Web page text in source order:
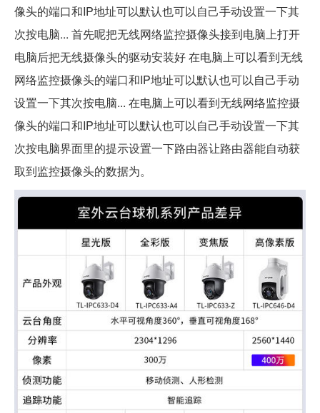
像头的端口和IP地址可以默认也可以自己手动设置一下其
次按电脑... 首先呢把无线网络监控摄像头接到电脑上打开
电脑后把无线摄像头的驱动安装好 在电脑上可以看到无线
网络监控摄像头的端口和IP地址可以默认也可以自己手动
设置一下其次按电脑... 在电脑上可以看到无线网络监控摄
像头的端口和IP地址可以默认也可以自己手动设置一下其
次按电脑界面里的提示设置一下路由器让路由器能自动获
取到监控摄像头的数据为。